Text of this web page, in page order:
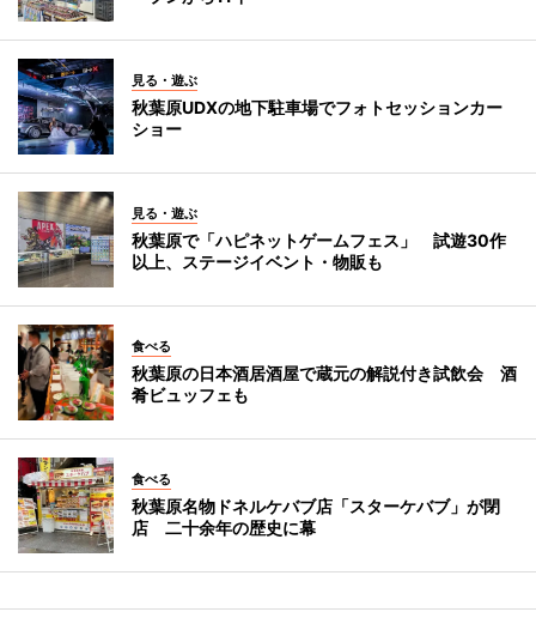
見る・遊ぶ
秋葉原UDXの地下駐車場でフォトセッションカー
ショー
見る・遊ぶ
秋葉原で「ハピネットゲームフェス」 試遊30作
以上、ステージイベント・物販も
食べる
秋葉原の日本酒居酒屋で蔵元の解説付き試飲会 酒
肴ビュッフェも
食べる
秋葉原名物ドネルケバブ店「スターケバブ」が閉
店 二十余年の歴史に幕